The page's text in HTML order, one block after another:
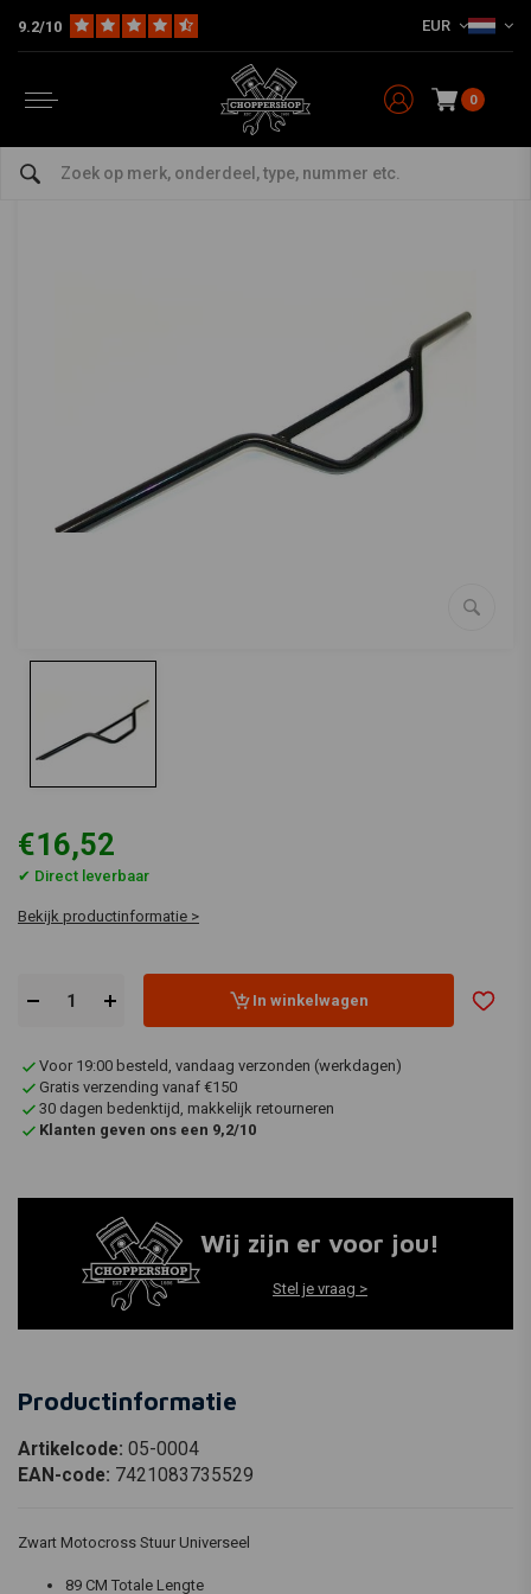
9.2/10 EUR
0
Multi-fit Stuur & Toebehoor 13CM Hoog Zwart Motocross Stuur
13CM Hoog Zwart Motocross Stuur
€16,52
✔ Direct leverbaar
Bekijk productinformatie >
In winkelwagen
Voor 19:00 besteld, vandaag verzonden (werkdagen)
Gratis verzending vanaf €150
30 dagen bedenktijd, makkelijk retourneren
Klanten geven ons een 9,2/10
Wij zijn er voor jou!
Stel je vraag >
Productinformatie
Artikelcode: 05-0004
EAN-code: 7421083735529
Zwart Motocross Stuur Universeel
89 CM Totale Lengte